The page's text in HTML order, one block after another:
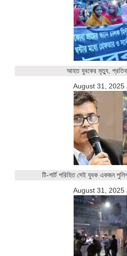
আহত যুবকের মৃত্যু,
August 31, 2025
টি-শার্ট পরিহিত সেই যুবক একজন
August 31, 2025